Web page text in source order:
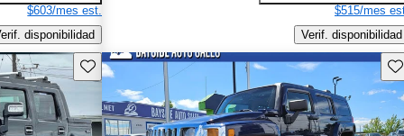
$603/mes est.
disponibilidad
$515/mes
Verif. disponibilidad
Guarda este Aviso